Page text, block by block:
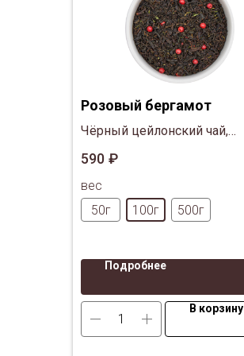
Розовый бергамот
Чёрный цейлонский чай,
розовый перец, масло
590 ₽
вес
50г
100г 500г
Подробнее
В корзину